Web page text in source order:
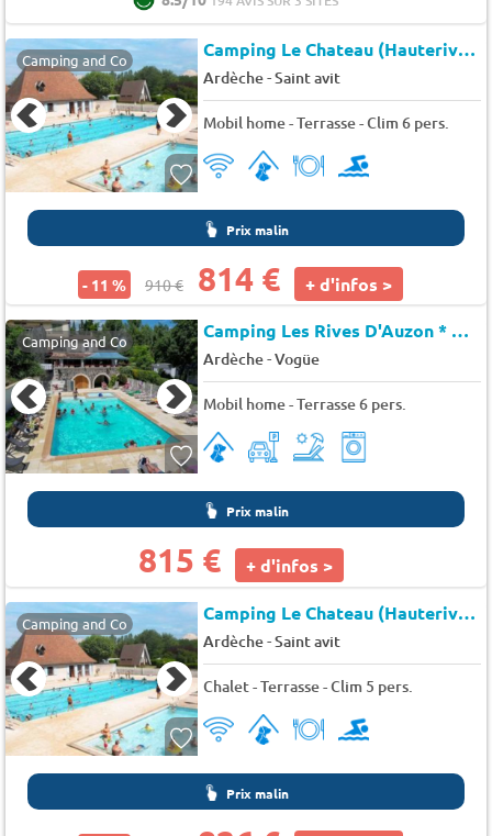
Camping and Co Camping Le Chateau (Hauterives à 7 km)
Ardèche-Saint avit
Mobil home - Terrasse - Clim 6 pers.
Prix malin
- 11 % 910 € 814 € + d'infos >
Camping and Co Camping Les Rives D'Auzon *
Ardèche-Vogüe
Mobil home - Terrasse 6 pers.
Prix malin
815 € + d'infos >
Camping and Co Camping Le Chateau (Hauterives à 7 km)
Ardèche-Saint avit
Chalet - Terrasse - Clim 5 pers.
Prix malin